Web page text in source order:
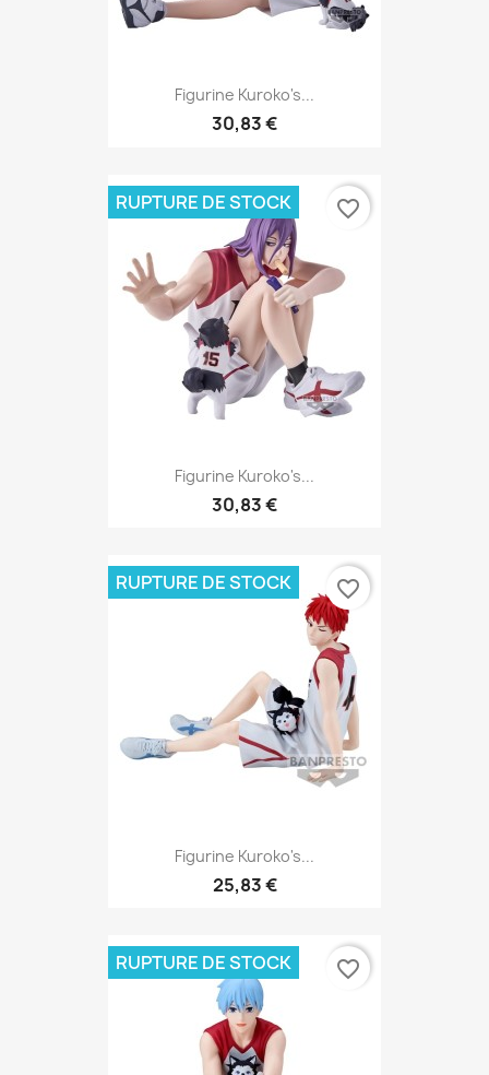
Figurine Kuroko's...
30,83 €
Figurine Kuroko's...
30,83 €
RUPTURE DE STOCK favorite_border
Figurine Kuroko's...
25,83 €
RUPTURE DE STOCK favorite_border
RUPTURE DE STOCK favorite_border